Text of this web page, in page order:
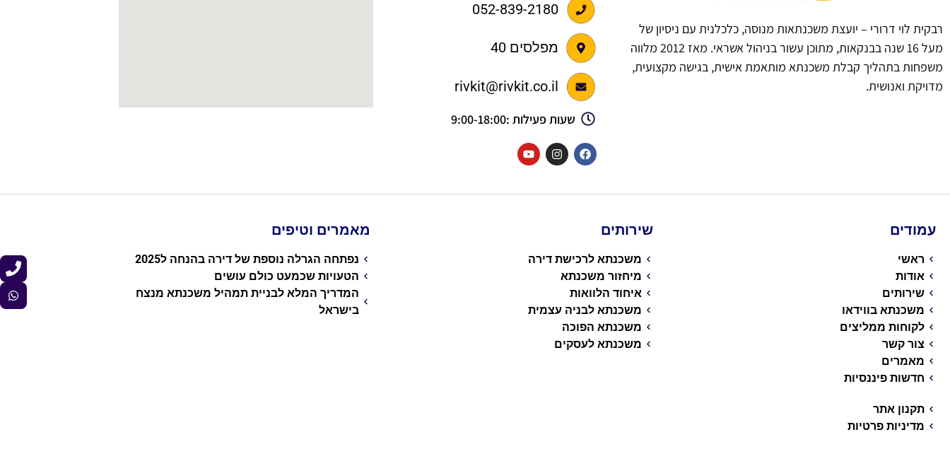
רבקית לוי דרורי – יועצת משכנתאות מנוסה, כלכלנית עם ניסיון של
מעל 16 שנה בבנקאות, מתוכן עשור בניהול אשראי. מאז 2012 מלווה
משפחות בתהליך קבלת משכנתא מותאמת אישית, בגישה מקצועית,
מדויקת ואנושית.
052-839-2180
מפלסים 40
rivkit@rivkit.co.il
שעות פעילות :9:00-18:00
עמודים
ראשי
אודות
שירותים
משכנתא בווידאו
לקוחות ממליצים
צור קשר
מאמרים
חדשות פיננסיות
תקנון אתר
מדיניות פרטיות
שירותים
משכנתא לרכישת דירה
מיחזור משכנתא
איחוד הלוואות
משכנתא לבניה עצמית
משכנתא הפוכה
משכנתא לעסקים
מאמרים וטיפים
נפתחה הגרלה נוספת של דירה בהנחה ל2025
הטעויות שכמעט כולם עושים
המדריך המלא לבניית תמהיל משכנתא מנצח
בישראל